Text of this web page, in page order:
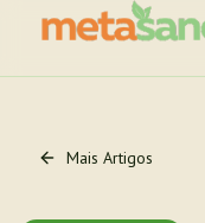
Mais Artigos